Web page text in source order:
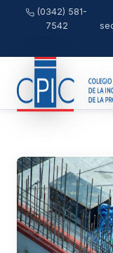
(0342) 581-
7542